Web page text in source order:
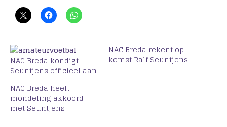
NAC Breda kondigt
Seuntjens officieel aan
NAC Breda rekent op
komst Ralf Seuntjens
NAC Breda heeft
mondeling akkoord
met Seuntjens